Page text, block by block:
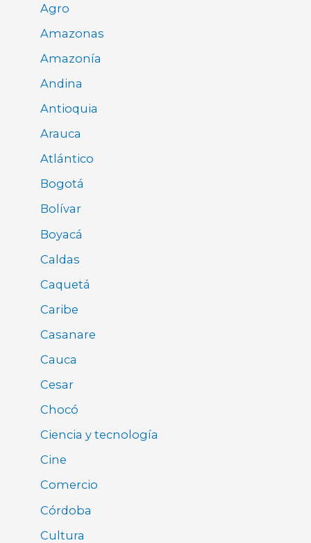
Agro
Amazonas
Amazonía
Andina
Antioquia
Arauca
Atlántico
Bogotá
Bolívar
Boyacá
Caldas
Caquetá
Caribe
Casanare
Cauca
Cesar
Chocó
Ciencia y tecnología
Cine
Comercio
Córdoba
Cultura